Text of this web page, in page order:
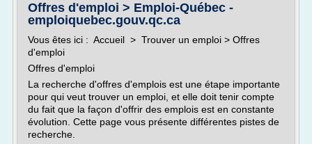
Offres d'emploi > Emploi-Québec -
emploiquebec.gouv.qc.ca
Vous êtes ici : Accueil > Trouver un emploi > Offres
d'emploi
Offres d'emploi
La recherche d'offres d'emplois est une étape importante
pour qui veut trouver un emploi, et elle doit tenir compte
du fait que la façon d'offrir des emplois est en constante
évolution. Cette page vous présente différentes pistes de
recherche.